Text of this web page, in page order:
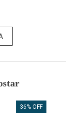
36% OFF